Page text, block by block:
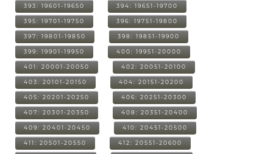
393: 19601-19650 394: 19651-19700
395: 19701-19750 396: 19751-19800
397: 19801-19850 398: 19851-19900
399: 19901-19950 400: 19951-20000
401: 20001-20050 402: 20051-20100
403: 20101-20150 404: 20151-20200
405: 20201-20250 406: 20251-20300
407: 20301-20350 408: 20351-20400
409: 20401-20450 410: 20451-20500
411: 20501-20550 412: 20551-20600